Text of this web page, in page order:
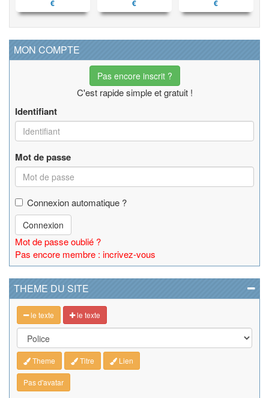
€ € €
MON COMPTE
Pas encore inscrit ?
C'est rapide simple et gratuit !
Identifiant
Mot de passe
Connexion automatique ?
Connexion
Mot de passe oublié ?
Pas encore membre : incrivez-vous
THEME DU SITE
le texte le texte
Theme Titre Lien
Pas d'avatar